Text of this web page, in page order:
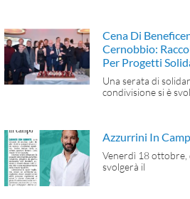
Cena Di
Cernobbio:
Per Progetti
Una serata di
condivisione si è
Azzurrini In
Venerdì 18 ottobre,
svolgerà il